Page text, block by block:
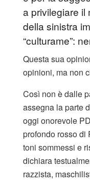
a privilegiare il
della sinistra
“culturame”:
Questa sua
opinioni, ma non
Così non è dalle
assegna la parte
oggi onorevole
profondo rosso di
toni sommessi e
dichiara
razzista,